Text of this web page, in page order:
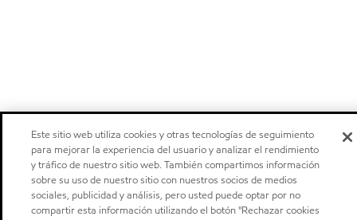
Este sitio web utiliza cookies y otras tecnologías de seguimiento
para mejorar la experiencia del usuario y analizar el rendimiento
y tráfico de nuestro sitio web. También compartimos información
sobre su uso de nuestro sitio con nuestros socios de medios
sociales, publicidad y análisis, pero usted puede optar por no
compartir esta información utilizando el botón "Rechazar cookies